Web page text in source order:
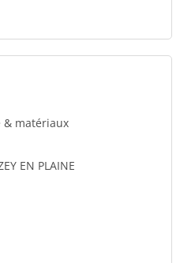
& matériaux
EN PLAINE